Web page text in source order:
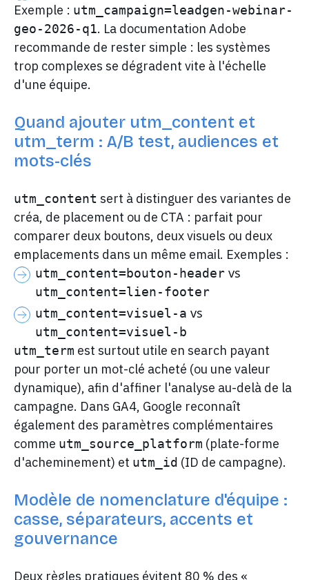
Exemple : utm_campaign=leadgen-webinar-
geo-2026-q1. La documentation Adobe
recommande de rester simple : les systèmes
trop complexes se dégradent vite à l'échelle
d'une équipe.
Quand ajouter utm_content et
utm_term : A/B test, audiences et
mots-clés
utm_content sert à distinguer des variantes de
créa, de placement ou de CTA : parfait pour
comparer deux boutons, deux visuels ou deux
emplacements dans un même email. Exemples :
utm_content=bouton-header vs
utm_content=lien-footer
utm_content=visuel-a vs
utm_content=visuel-b
utm_term est surtout utile en search payant
pour porter un mot-clé acheté (ou une valeur
dynamique), afin d'affiner l'analyse au-delà de la
campagne. Dans GA4, Google reconnaît
également des paramètres complémentaires
comme utm_source_platform (plate-forme
d'acheminement) et utm_id (ID de campagne).
Modèle de nomenclature d'équipe :
casse, séparateurs, accents et
gouvernance
Deux règles pratiques évitent 80 % des «